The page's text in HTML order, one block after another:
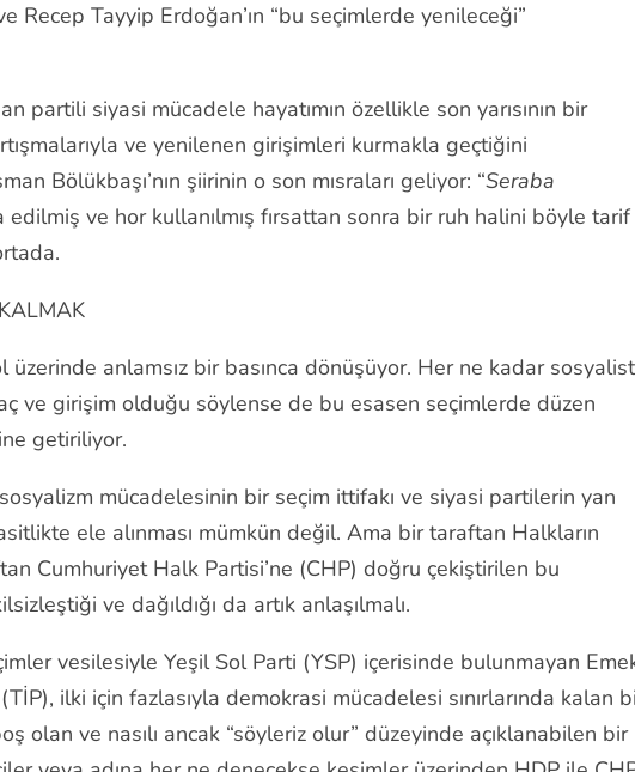
Recep Tayyip Erdoğan’ın “bu seçimlerde yenileceği”
partili siyasi mücadele hayatımın özellikle son yarısının bir
ve yenilenen girişimleri kurmakla geçtiğini
Bölükbaşı’nın şiirinin o son mısraları geliyor: “Seraba
edilmiş ve hor kullanılmış fırsattan sonra bir ruh halini böyle tarif
anlamsız bir basınca dönüşüyor. Her ne kadar sosyalist
ve girişim olduğu söylense de bu esasen seçimlerde düzen
getiriliyor.
mücadelesinin bir seçim ittifakı ve siyasi partilerin yan
ele alınması mümkün değil. Ama bir taraftan Halkların
Cumhuriyet Halk Partisi’ne (CHP) doğru çekiştirilen bu
ve dağıldığı da artık anlaşılmalı.
vesilesiyle Yeşil Sol Parti (YSP) içerisinde bulunmayan
ilki için fazlasıyla demokrasi mücadelesi sınırlarında kalan
olan ve nasılı ancak “söyleriz olur” düzeyinde açıklanabilen bir